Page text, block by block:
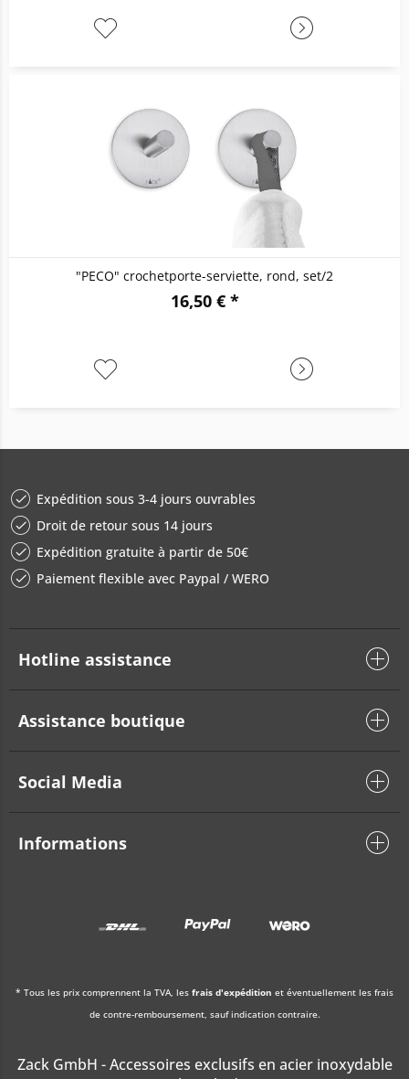
"PECO" crochetporte-serviette, rond, set/2
16,50 € *
Expédition sous 3-4 jours ouvrables
Droit de retour sous 14 jours
Expédition gratuite à partir de 50€
Paiement flexible avec Paypal / WERO
Hotline assistance
Assistance boutique
Social Media
Informations
* Tous les prix comprennent la TVA, les frais d'expédition et éventuellement les frais
de contre-remboursement, sauf indication contraire.
Zack GmbH - Accessoires exclusifs en acier inoxydable